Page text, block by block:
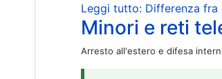
Leggi tutto: Differenza fra
Minori e reti
Arresto all'estero e difesa